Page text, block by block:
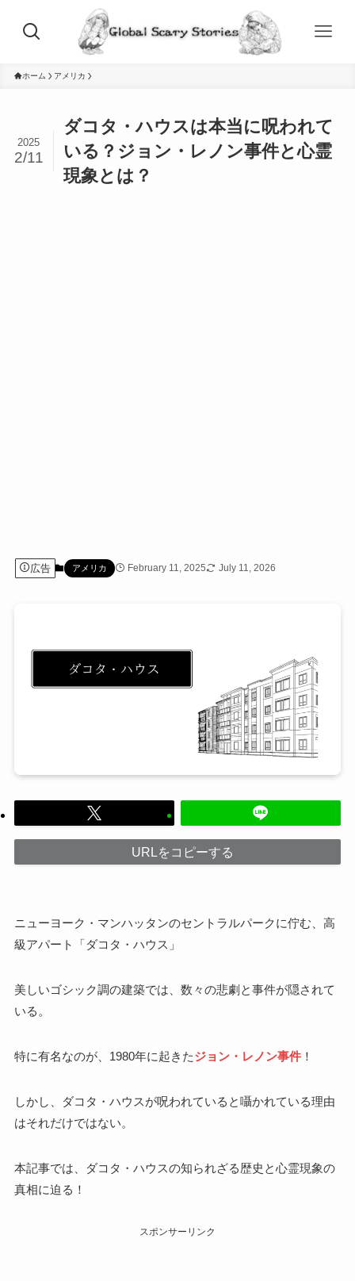
ホーム アメリカ
ダコタ・ハウスは本当に呪われて
いる？ジョン・レノン事件と心霊
現象とは？
2025
2/11
広告 アメリカ February 11, 2025 July 11, 2026
URLをコピーする
ニューヨーク・マンハッタンのセントラルパークに佇む、高
級アパート「ダコタ・ハウス」
美しいゴシック調の建築では、数々の悲劇と事件が隠されて
いる。
特に有名なのが、1980年に起きたジョン・レノン事件！
しかし、ダコタ・ハウスが呪われていると囁かれている理由
はそれだけではない。
本記事では、ダコタ・ハウスの知られざる歴史と心霊現象の
真相に迫る！
スポンサーリンク